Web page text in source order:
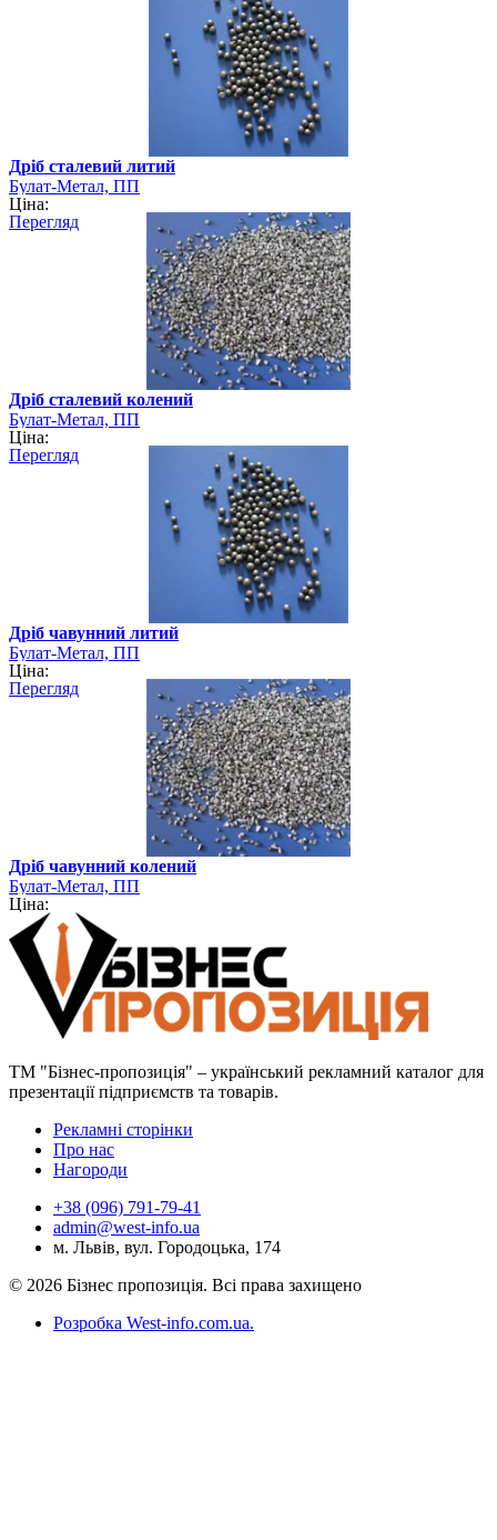
Дріб сталевий литий
Булат-Метал, ПП
Ціна:
Перегляд
Дріб сталевий колений
Булат-Метал, ПП
Ціна:
Перегляд
Дріб чавунний литий
Булат-Метал, ПП
Ціна:
Перегляд
Дріб чавунний колений
Булат-Метал, ПП
Ціна:
ТМ "Бізнес-пропозиція" – український рекламний каталог для
презентації підприємств та товарів.
Рекламні сторінки
Про нас
Нагороди
+38 (096) 791-79-41
admin@west-info.ua
м. Львів, вул. Городоцька, 174
© 2026 Бізнес пропозиція. Всі права захищено
Розробка West-info.com.ua.